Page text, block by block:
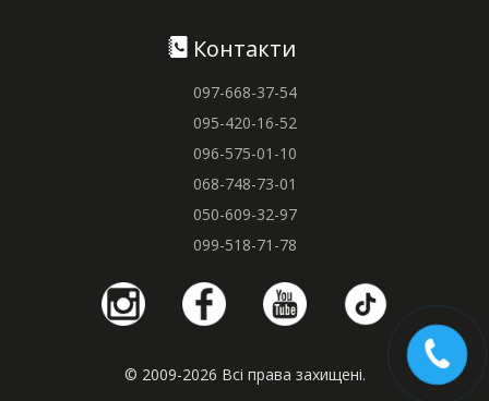
Контакти
097-668-37-54
095-420-16-52
096-575-01-10
068-748-73-01
050-609-32-97
099-518-71-78
© 2009-2026 Всі права захищені.